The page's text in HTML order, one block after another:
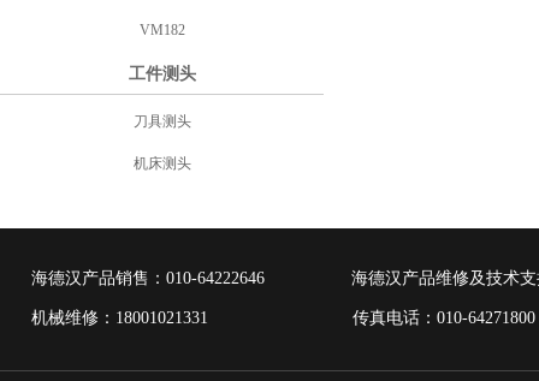
VM182
工件测头
刀具测头
机床测头
海德汉产品销售： 010-64222646 海德汉产品维修及技术
机械维修：18001021331 传真电话：